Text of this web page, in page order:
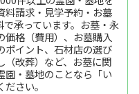
料請求・見学予約・お墓
で承っています。お墓・永
価格（費用）、お墓購入
ポイント、石材店の選び
（改葬）など、お墓に関
園・墓地のことなら「い
さい。